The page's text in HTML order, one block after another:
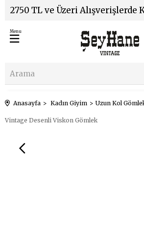
2750 TL ve Üzeri Alışverişlerde
Menu
Anasayfa Kadın Giyim Uzun Kol
Vintage Desenli Viskon Gömlek